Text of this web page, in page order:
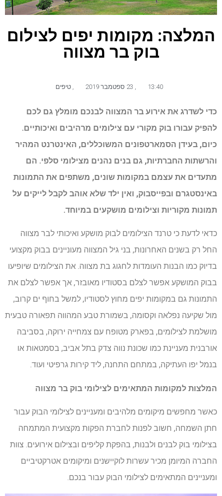
המלצה: מקומות יפים לצילום
בוק בר מצווה
13:40 טיפים
כדי לשדרג את אירוע בר המצווה לבנכם מומלץ גם לכם
להפיק עבורו בוק מקורי עם צילומים מרהיבים ואיכותיים.
כיום, בעידן הסמארטפונים המשוכללים, האינטרנט המהיר
והרשתות החברתיות, גם בנים נהנים מצילומי סלפי. הם
מתעדים את עצמם במקומות שונים, משתפים את התמונות
באינסטגרם ובפייסבוק, ואין ילד שלא אוהב לקבל לייקים על
תמונות מקוריות וצילומים מושקעים במיוחד.
כדאי לדעת כי טרנד הצילומים לבוק מושקע ואיכותי לבר מצווה
החל רק בשנים האחרונות, בני גיל המצווה מעוניינים בבוק מקצועי
בדיוק כמו הבנות העומדות לחגוג בת מצווה. את הצילומים שיופיעו
בבוק המושקע אפשר לצלם בסטודיו מאובזר, אך אפשר לצלם את
התמונות גם במקומות יפים מחוץ לסטודיו, למשל בחוף ים קרוב,
מול שקיעה נפלאה וקסומה, בשמורת טבע המהווה תפאורה טבעית
מושלמת לצילומים, בפארק מטופח עם צמחייה ירוקה, בסביבה
אורבנית מעניינת כמו שכונת נווה צדק בתל אביב, בסמטאות או
בנמל יפו העתיקה, במתחם התחנה, ליד קירות גרפיטי ועוד.
המלצות למקומות המתאימים לצילומי בוק בר מצווה
כאשר מחפשים מיקומים מלהיבים ומעניינים לצילומי הבוק עבור
חתן השמחה, חשוב לפנות לחברת הפקות מקצועית המתמחה
בצילומי בוק לבנים ולבנות, בהפקת קליפים ובצילום אירועים. צוות
החברה המיומן מכיר עשרות לוקיישנים ומיקומים אטרקטיביים
ומעניינים המתאימים לצילומי הבוק עבור בנכם.